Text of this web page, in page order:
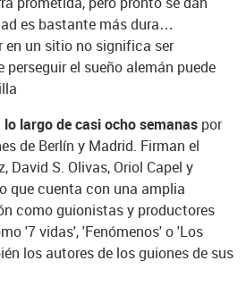
es bastante más dura…
en un sitio no significa ser
perseguir el sueño alemán puede
lo largo de casi ocho semanaspor
de Berlín y Madrid. Firman el
David S. Olivas, Oriol Capel y
que cuenta con una amplia
como guionistas y productores
'7 vidas', 'Fenómenos' o 'Los
los autores de los guiones de sus